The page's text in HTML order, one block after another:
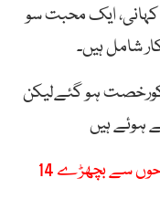
کہانی، ایک محبت سو
شامل ہیں۔
کورخصت ہو گئےلیکن
ہوئے ہیں
جمشید انصاری کو مداحوں سے بچھڑے 14